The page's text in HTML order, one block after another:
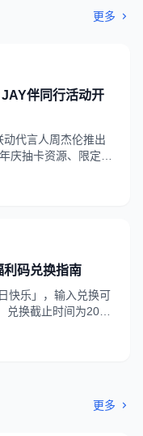
更多
JAY伴同行活动开
代言人周杰伦推出
庆抽卡资源、限定外
利码兑换指南
快乐」，输入兑换可
换截止时间为2026
更多